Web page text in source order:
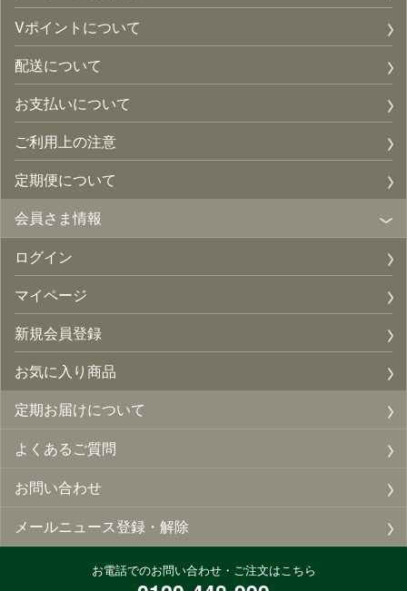
Vポイントについて
配送について
お支払いについて
ご利用上の注意
定期便について
会員さま情報
ログイン
マイページ
新規会員登録
お気に入り商品
定期お届けについて
よくあるご質問
お問い合わせ
メールニュース登録・解除
お電話でのお問い合わせ・ご注文はこちら